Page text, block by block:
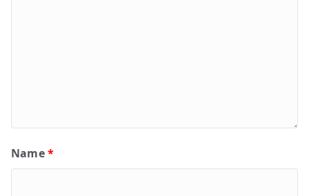
Name*